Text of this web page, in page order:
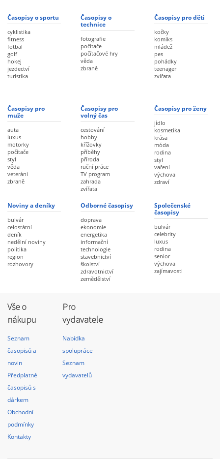
Časopisy o sportu
cyklistika
fitness
fotbal
golf
hokej
jezdectví
turistika
Časopisy o
technice
fotografie
počítače
počítačové hry
věda
zbraně
Časopisy pro děti
kočky
komiks
mládež
pes
pohádky
teenager
zvířata
Časopisy pro
muže
auta
luxus
motorky
počítače
styl
věda
veteráni
zbraně
Časopisy pro
volný čas
cestování
hobby
křížovky
příběhy
příroda
ruční práce
TV program
zahrada
zvířata
Časopisy pro ženy
jídlo
kosmetika
krása
móda
rodina
styl
vaření
výchova
zdraví
Noviny a deníky
bulvár
celostátní
deník
nedělní noviny
politika
region
rozhovory
Odborné časopisy
doprava
ekonomie
energetika
informační
technologie
stavebnictví
školství
zdravotnictví
zemědělství
Společenské
časopisy
bulvár
celebrity
luxus
rodina
senior
výchova
zajímavosti
Vše o
nákupu
Seznam
časopisů a
novin
Předplatné
časopisů s
dárkem
Obchodní
podmínky
Kontakty
Pro
vydavatele
Nabídka
spolupráce
Seznam
vydavatelů